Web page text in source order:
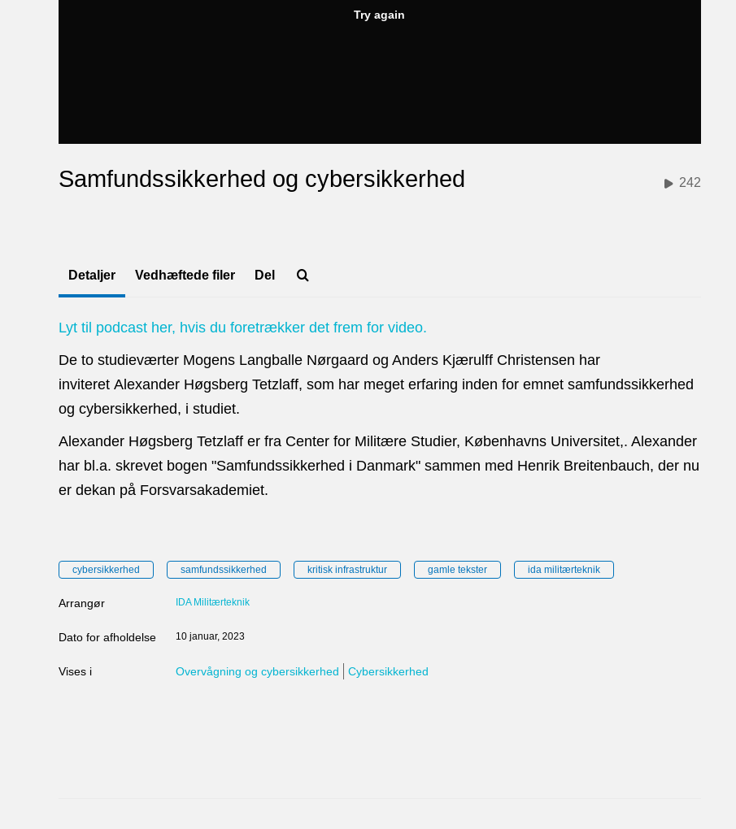
Try again
Samfundssikkerhed og cybersikkerhed 242
Detaljer Vedhæftede filer Del
Lyt til podcast her, hvis du foretrækker det frem for video.
De to studieværter Mogens Langballe Nørgaard og Anders Kjærulff Christensen har
inviteret Alexander Høgsberg Tetzlaff, som har meget erfaring inden for emnet samfundssikkerhed
og cybersikkerhed, i studiet.
Alexander Høgsberg Tetzlaff er fra Center for Militære Studier, Københavns Universitet,. Alexander
har bl.a. skrevet bogen "Samfundssikkerhed i Danmark" sammen med Henrik Breitenbauch, der nu
er dekan på Forsvarsakademiet.
cybersikkerhed samfundssikkerhed kritisk infrastruktur gamle tekster ida militærteknik
Arrangør IDA Militærteknik
Dato for afholdelse 10 januar, 2023
Vises i Overvågning og cybersikkerhed Cybersikkerhed